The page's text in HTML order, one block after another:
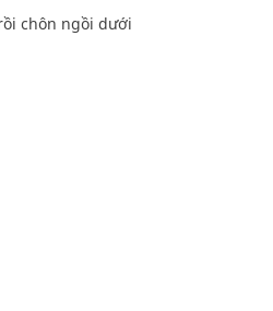
chôn ngồi dưới